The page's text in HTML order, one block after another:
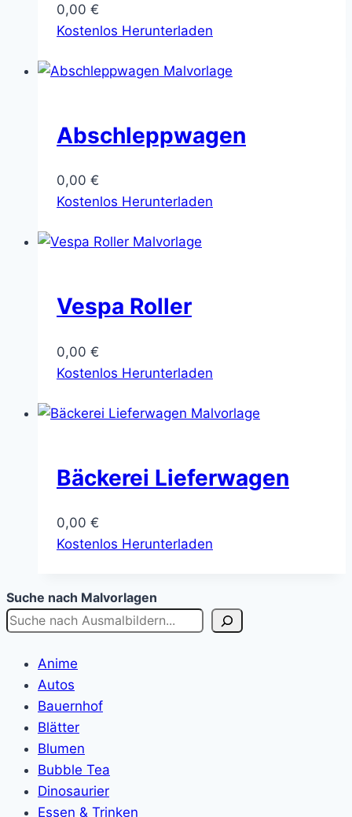
0,00 €
Kostenlos Herunterladen
Abschleppwagen
0,00 €
Kostenlos Herunterladen
Vespa Roller
0,00 €
Kostenlos Herunterladen
Bäckerei Lieferwagen
0,00 €
Kostenlos Herunterladen
Suche nach Malvorlagen
Anime
Autos
Bauernhof
Blätter
Blumen
Bubble Tea
Dinosaurier
Essen & Trinken